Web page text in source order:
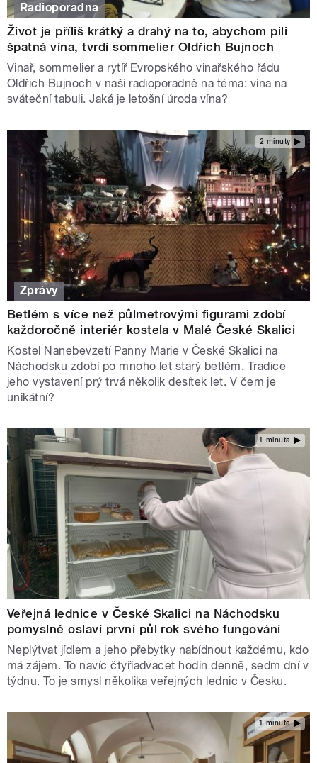
Radioporadna
Život je příliš krátký a drahý na to, abychom pili
špatná vína, tvrdí sommelier Oldřich Bujnoch
Vinař, sommelier a rytíř Evropského vinařského řádu
Oldřich Bujnoch v naší radioporadně na téma: vína na
sváteční tabuli. Jaká je letošní úroda vína?
2 minuty
Zprávy
Betlém s více než půlmetrovými figurami zdobí
každoročně interiér kostela v Malé České Skalici
Kostel Nanebevzetí Panny Marie v České Skalici na
Náchodsku zdobí po mnoho let starý betlém. Tradice
jeho vystavení prý trvá několik desítek let. V čem je
unikátní?
1 minuta
Veřejná lednice v České Skalici na Náchodsku
pomyslně oslaví první půl rok svého fungování
Neplýtvat jídlem a jeho přebytky nabídnout každému, kdo
má zájem. To navíc čtyřiadvacet hodin denně, sedm dní v
týdnu. To je smysl několika veřejných lednic v Česku.
1 minuta